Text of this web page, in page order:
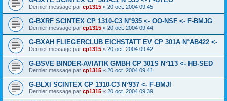
Dernier message par cp1315 « 20 oct. 2004 09:45
G-BXRF SCINTEX CP 1310-C3 N°935 <- OO-NSF <- F-BMJG
Dernier message par cp1315 « 20 oct. 2004 09:44
G-BXAH FLIEGERCLUB EICHSTATT EV CP 301A N°AB422 <-
Dernier message par cp1315 « 20 oct. 2004 09:42
G-BSVE BINDER-AVIATIK GMBH CP 301S N°113 <- HB-SED
Dernier message par cp1315 « 20 oct. 2004 09:41
G-BLXI SCINTEX CP 1310-C3 N°937 <- F-BMJI
Dernier message par cp1315 « 20 oct. 2004 09:39